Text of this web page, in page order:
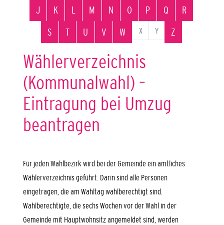
J
K L M N O P Q
R
S
T U V W X Y Z
Wählerverzeichnis
(Kommunalwahl) –
Eintragung bei Umzug
beantragen
Für jeden Wahlbezirk wird bei der Gemeinde ein amtliches
Wählerverzeichnis geführt. Darin sind alle Personen
eingetragen, die am Wahltag wahlberechtigt sind.
Wahlberechtigte, die sechs Wochen vor der Wahl in der
Gemeinde mit Hauptwohnsitz angemeldet sind, werden